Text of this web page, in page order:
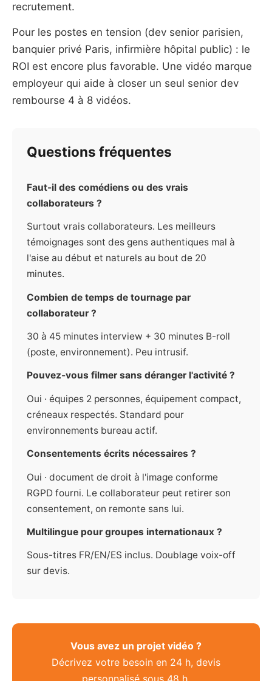
recrutement.
Pour les postes en tension (dev senior parisien,
banquier privé Paris, infirmière hôpital public) : le
ROI est encore plus favorable. Une vidéo marque
employeur qui aide à closer un seul senior dev
rembourse 4 à 8 vidéos.
Questions fréquentes
Faut-il des comédiens ou des vrais
collaborateurs ?
Surtout vrais collaborateurs. Les meilleurs
témoignages sont des gens authentiques mal à
l'aise au début et naturels au bout de 20
minutes.
Combien de temps de tournage par
collaborateur ?
30 à 45 minutes interview + 30 minutes B-roll
(poste, environnement). Peu intrusif.
Pouvez-vous filmer sans déranger l'activité ?
Oui · équipes 2 personnes, équipement compact,
créneaux respectés. Standard pour
environnements bureau actif.
Consentements écrits nécessaires ?
Oui · document de droit à l'image conforme
RGPD fourni. Le collaborateur peut retirer son
consentement, on remonte sans lui.
Multilingue pour groupes internationaux ?
Sous-titres FR/EN/ES inclus. Doublage voix-off
sur devis.
Vous avez un projet vidéo ?
Décrivez votre besoin en 24 h, devis
personnalisé sous 48 h.